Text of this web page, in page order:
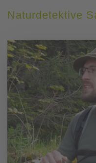
Naturdetektive